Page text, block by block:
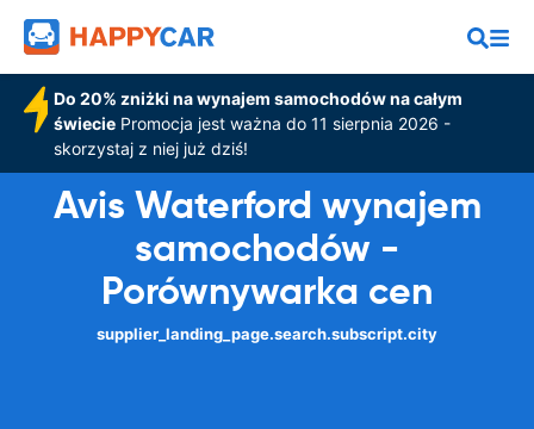
Do 20% zniżki na wynajem samochodów na całym
świeciePromocja jest ważna do 11 sierpnia 2026 -
skorzystaj z niej już dziś!
Avis Waterford wynajem
samochodów -
Porównywarka cen
supplier_landing_page.search.subscript.city